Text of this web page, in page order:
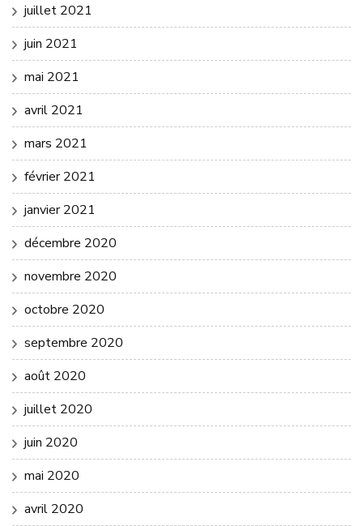
juillet 2021
juin 2021
mai 2021
avril 2021
mars 2021
février 2021
janvier 2021
décembre 2020
novembre 2020
octobre 2020
septembre 2020
août 2020
juillet 2020
juin 2020
mai 2020
avril 2020